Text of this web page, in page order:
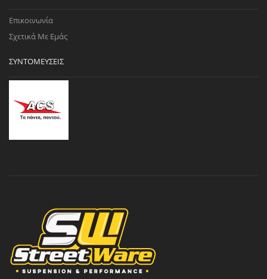
Επικοινωνία
Σχετικά Με Εμάς
ΣΥΝΤΟΜΕΎΣΕΙΣ